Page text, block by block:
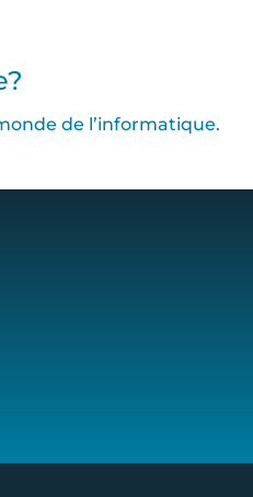
de l’informatique.